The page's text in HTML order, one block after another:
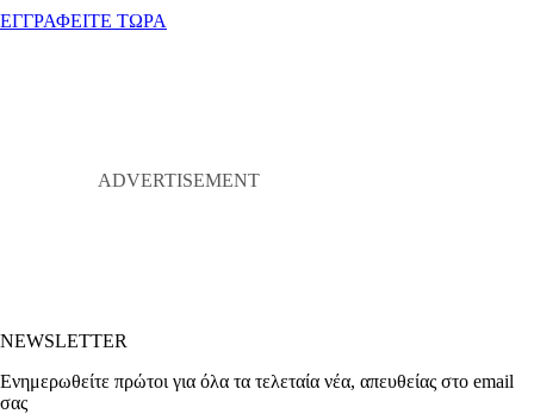
ΕΓΓΡΑΦΕΙΤΕ ΤΩΡΑ
NEWSLETTER
Ενημερωθείτε πρώτοι για όλα τα τελεταία νέα, απευθείας στο email
σας